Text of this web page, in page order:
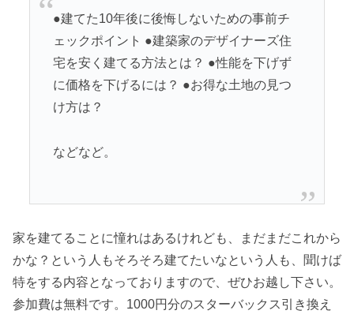
●建てた10年後に後悔しないための事前チ
ェックポイント ●建築家のデザイナーズ住
宅を安く建てる方法とは？ ●性能を下げず
に価格を下げるには？ ●お得な土地の見つ
け方は？
などなど。
家を建てることに憧れはあるけれども、まだまだこれから
かな？という人もそろそろ建てたいなという人も、聞けば
特をする内容となっておりますので、ぜひお越し下さい。
参加費は無料です。1000円分のスターバックス引き換え